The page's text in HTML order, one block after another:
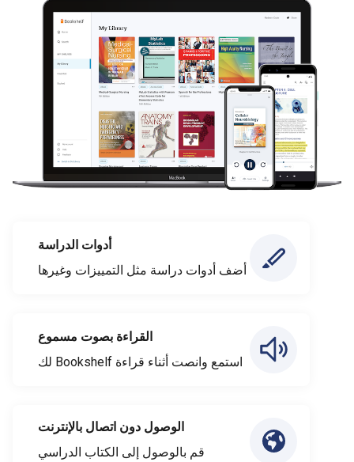
أدوات الدراسة
أضف أدوات دراسة مثل التمييزات وغيرها
القراءة بصوت مسموع
استمع وانصت أثناء قراءة Bookshelf لك
الوصول دون اتصال بالإنترنت
قم بالوصول إلى الكتاب الدراسي